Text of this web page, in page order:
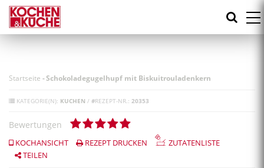
Direkt
zum
Inhalt
Startseite -Schokoladegugelhupf mit Biskuitrouladenkern
KATEGORIE(N): KUCHEN / #REZEPT-NR.: 20353
Bewertungen
KOCHANSICHT REZEPT DRUCKEN
ZUTATENLISTE
TEILEN